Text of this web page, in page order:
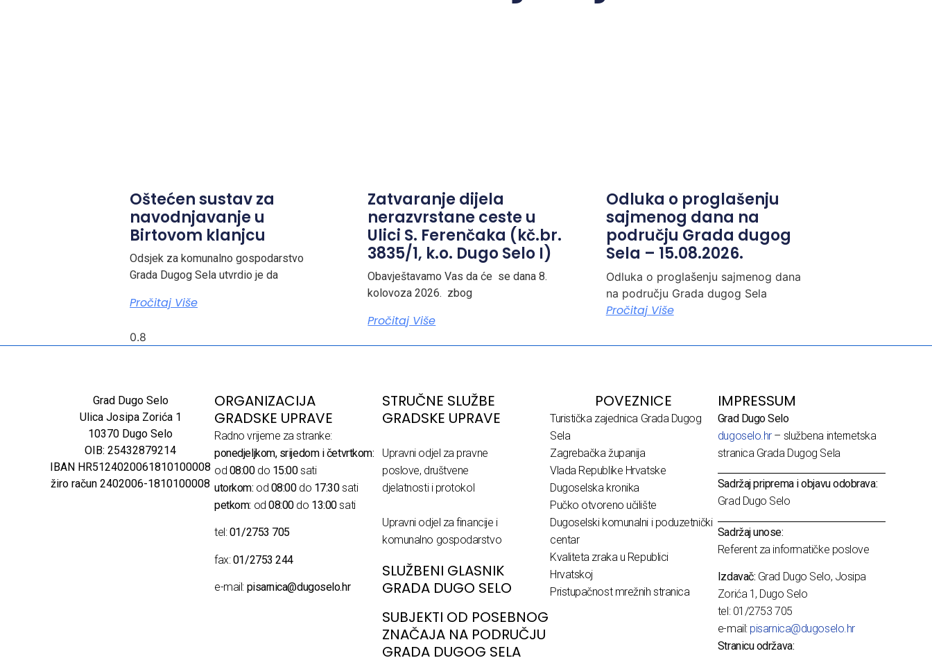
Oštećen sustav za
navodnjavanje u
Birtovom klanjcu
Odsjek za komunalno gospodarstvo
Grada Dugog Sela utvrdio je da
Pročitaj Više
Zatvaranje dijela
nerazvrstane ceste u
Ulici S. Ferenčaka (kč.br.
3835/1, k.o. Dugo Selo I)
Obavještavamo Vas da će se dana 8.
kolovoza 2026. zbog
Pročitaj Više
Odluka o proglašenju
sajmenog dana na
području Grada dugog
Sela – 15.08.2026.
Odluka o proglašenju sajmenog dana
na području Grada dugog Sela
Pročitaj Više
Grad Dugo Selo
Ulica Josipa Zorića 1
10370 Dugo Selo
OIB: 25432879214
IBAN HR5124020061810100008
žiro račun 2402006-1810100008
ORGANIZACIJA
GRADSKE UPRAVE
Radno vrijeme za stranke:
ponedjeljkom, srijedom i četvrtkom:
od 08:00do 15:00sati
utorkom: od 08:00do 17:30sati
petkom: od08:00do 13:00sati
tel:01/2753 705
fax:01/2753 244
e-mail: pisarnica@dugoselo.hr
STRUČNE SLUŽBE
GRADSKE UPRAVE
Upravni odjel za pravne
poslove, društvene
djelatnosti i protokol
Upravni odjel za financije i
komunalno gospodarstvo
SLUŽBENI GLASNIK
GRADA DUGO SELO
SUBJEKTI OD POSEBNOG
ZNAČAJA NA PODRUČJU
GRADA DUGOG SELA
POVEZNICE
Turistička zajednica Grada Dugog
Sela
Zagrebačka županija
Vlada Republike Hrvatske
Dugoselska kronika
Pučko otvoreno učilište
Dugoselski komunalni i poduzetnički
centar
Kvaliteta zraka u Republici
Hrvatskoj
Pristupačnost mrežnih stranica
IMPRESSUM
Grad Dugo Selo
dugoselo.hr– službena internetska
stranica Grada Dugog Sela
Sadržaj priprema i objavu odobrava:
Grad Dugo Selo
Sadržaj unose:
Referent za informatičke poslove
Izdavač: Grad Dugo Selo, Josipa
Zorića 1, Dugo Selo
tel: 01/2753 705
e-mail: pisarnica@dugoselo.hr
Stranicu održava: